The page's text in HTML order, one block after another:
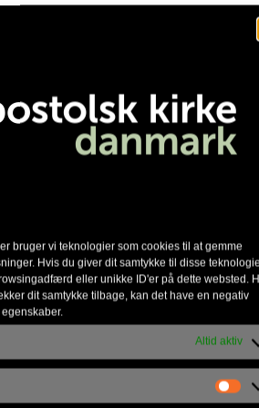
bruger vi teknologier som cookies til at gemme
Hvis du giver dit samtykke til disse
eller unikke ID'er på dette websted.
dit samtykke tilbage, kan det have en negativ
Altid aktiv